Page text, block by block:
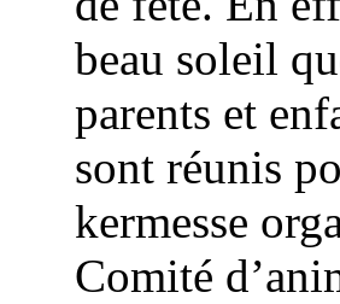
beau soleil
parents et
sont réunis
kermesse
Comité